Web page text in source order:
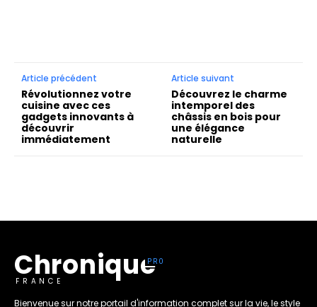
Article précédent
Révolutionnez votre
cuisine avec ces
gadgets innovants à
découvrir
immédiatement
Article suivant
Découvrez le charme
intemporel des
châssis en bois pour
une élégance
naturelle
Chronique
FRANCE
Bienvenue sur notre portail d'information complet sur la vie, le style